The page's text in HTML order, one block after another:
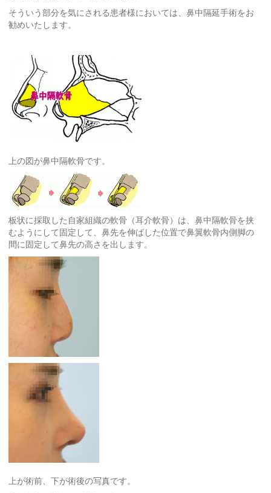
そういう部分を気にされる患者様においては、鼻中隔延手術をお
勧めいたします。
上の図が鼻中隔軟骨です。
板状に採取した自家組織の軟骨（耳介軟骨）は、鼻中隔軟骨を挟
むようにして固定して、鼻先を伸ばした位置で鼻翼軟骨内側脚の
間に固定して鼻先の高さを出します。
上が術前、下が術後の写真です。